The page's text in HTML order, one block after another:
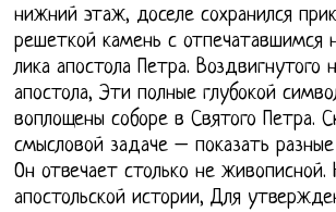
нижний этаж, доселе сохранился
решеткой камень с отпечатавшимся
лика апостола Петра. Воздвигнутого
апостола, Эти полные глубокой
воплощены соборе в Святого Петра.
смысловой задаче – показать
Он отвечает столько не живописной.
апостольской истории, Для